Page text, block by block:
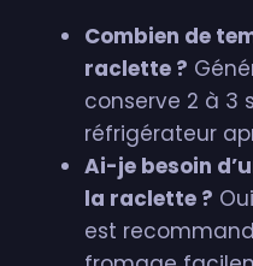
Combien de
raclette ?
conserve 2 à 3
réfrigérateur
Ai-je besoin
la raclette ?
est